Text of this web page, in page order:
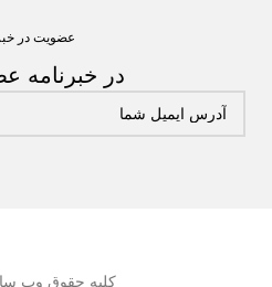
عضویت در
در خبرنامه
کلیه حقوق وب